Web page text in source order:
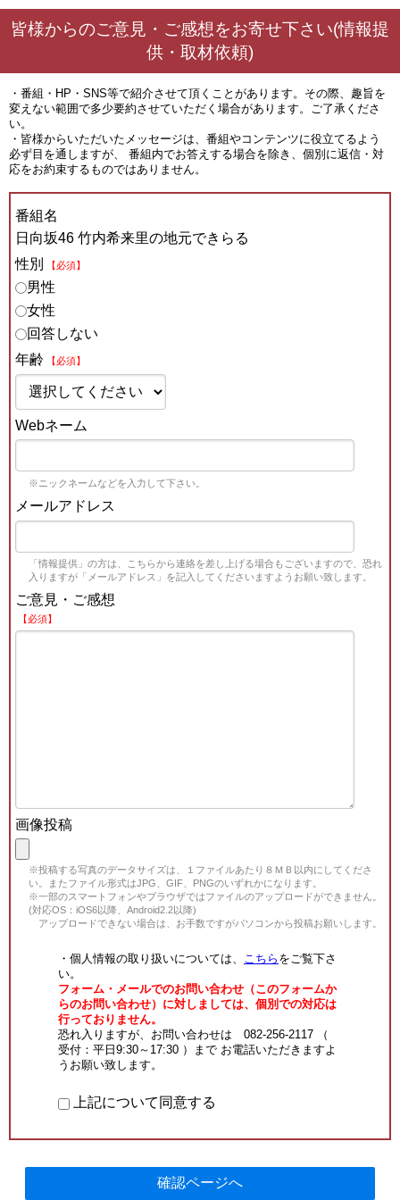
皆様からのご意見・ご感想をお寄せ下さい(情報提
供・取材依頼)
・番組・HP・SNS等で紹介させて頂くことがあります。その際、趣旨を
変えない範囲で多少要約させていただく場合があります。ご了承くださ
い。
・皆様からいただいたメッセージは、番組やコンテンツに役立てるよう
必ず目を通しますが、 番組内でお答えする場合を除き、個別に返信・対
応をお約束するものではありません。
番組名
日向坂46 竹内希来里の地元できらる
性別
【必須】
男性
女性
回答しない
年齢
【必須】
Webネーム
※ニックネームなどを入力して下さい。
メールアドレス
「情報提供」の方は、こちらから連絡を差し上げる場合もございますので、恐れ
入りますが「メールアドレス」を記入してくださいますようお願い致します。
ご意見・ご感想
【必須】
画像投稿
※投稿する写真のデータサイズは、１ファイルあたり８ＭＢ以内にしてくださ
い。またファイル形式はJPG、GIF、PNGのいずれかになります。
※一部のスマートフォンやブラウザではファイルのアップロードができません。
(対応OS：iOS6以降、Android2.2以降)
アップロードできない場合は、お手数ですがパソコンから投稿お願いします。
・個人情報の取り扱いについては、 こちら をご覧下さ
い。
フォーム・メールでのお問い合わせ（このフォームか
らのお問い合わせ）に対しましては、個別での対応は
行っておりません。
恐れ入りますが、お問い合わせは 082-256-2117 （
受付：平日9:30～17:30 ）まで お電話いただきますよ
うお願い致します。
上記について同意する
確認ページへ